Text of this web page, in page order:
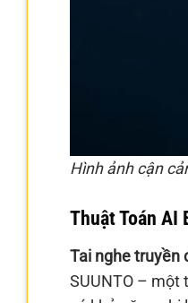
Hình ảnh cận
Thuật Toán AI
Tai nghe truyền
SUUNTO – một